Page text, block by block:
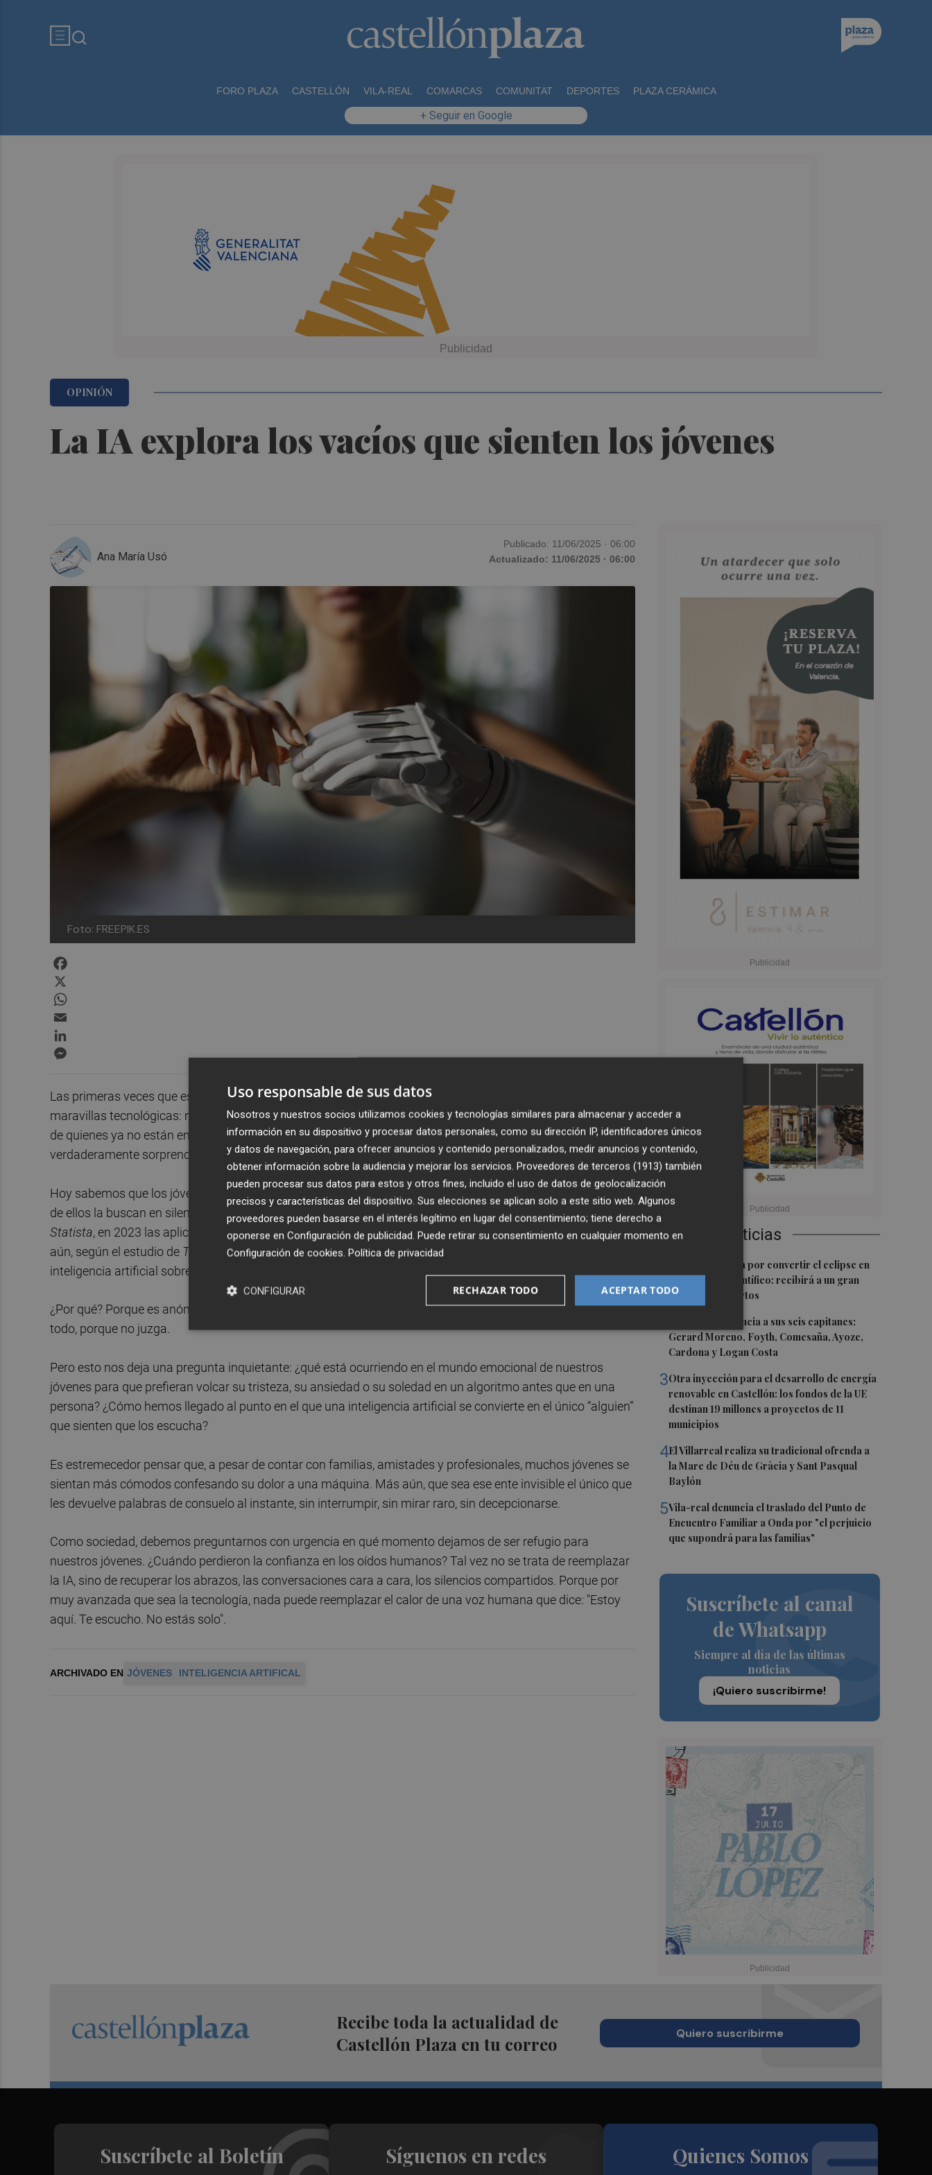
FORO PLAZA CASTELLÓN VILA-REAL COMARCAS COMUNITAT DEPORTES PLAZA CERÁMICA
+ Seguir en Google
La IA explora los vacíos que sienten los jóvenes
OPINIÓN
Ana María Usó
Publicado: 11/06/2025 · 06:00
Actualizado: 11/06/2025 · 06:00
Foto: FREEPIK.ES
Últimas Noticias
Castelló apuesta por convertir el eclipse en
un referente científico: recibirá a un gran
equipo de expertos
El Villarreal anuncia a sus seis capitanes:
Gerard Moreno, Foyth, Comesaña, Ayoze,
Cardona y Logan Costa
3Otra inyección para el desarrollo de energía
renovable en Castellón: los fondos de la UE
destinan 19 millones a proyectos de 11
municipios
4El Villarreal realiza su tradicional ofrenda a
la Mare de Déu de Gràcia y Sant Pasqual
Baylón
5Vila-real denuncia el traslado del Punto de
Encuentro Familiar a Onda por "el perjuicio
que supondrá para las familias"
Suscríbete al canal
de Whatsapp
Siempre al día de las últimas
noticias
¡Quiero suscribirme!
Las primeras veces que escuchamos hablar de la Inteligencia Artificial, imaginábamos un futuro lleno de
maravillas tecnológicas: máquinas que componían música, escribían novelas, o incluso imitaban las voces
de quienes ya no están entre nosotros. Todo eso parecía sacado de una película de ciencia ficción. Pero lo
verdaderamente sorprendente no es lo que la IA puede crear… sino lo que puede escuchar.
Hoy sabemos que los jóvenes no solo recurren a la IA para hacer sus deberes o redactar ensayos. Muchos
de ellos la buscan en silencio, en la intimidad de sus pantallas, como una forma de terapia emocional. Según
Statista, en 2023 las aplicaciones digitales de salud mental superaron los 500 millones de usuarios. Más
aún, según el estudio de Telemedicine and e-Health, el 60% de los jóvenes consideran útil hablar con una
inteligencia artificial sobre lo que sienten.
¿Por qué? Porque es anónima. Porque está disponible a cualquier hora. Porque no cuesta dinero. Y sobre
todo, porque no juzga.
Pero esto nos deja una pregunta inquietante: ¿qué está ocurriendo en el mundo emocional de nuestros
jóvenes para que prefieran volcar su tristeza, su ansiedad o su soledad en un algoritmo antes que en una
persona? ¿Cómo hemos llegado al punto en el que una inteligencia artificial se convierte en el único “alguien”
que sienten que los escucha?
Es estremecedor pensar que, a pesar de contar con familias, amistades y profesionales, muchos jóvenes se
sientan más cómodos confesando su dolor a una máquina. Más aún, que sea ese ente invisible el único que
les devuelve palabras de consuelo al instante, sin interrumpir, sin mirar raro, sin decepcionarse.
Como sociedad, debemos preguntarnos con urgencia en qué momento dejamos de ser refugio para
nuestros jóvenes. ¿Cuándo perdieron la confianza en los oídos humanos? Tal vez no se trata de reemplazar
la IA, sino de recuperar los abrazos, las conversaciones cara a cara, los silencios compartidos. Porque por
muy avanzada que sea la tecnología, nada puede reemplazar el calor de una voz humana que dice: "Estoy
aquí. Te escucho. No estás solo".
ARCHIVADO EN JÓVENES INTELIGENCIA ARTIFICAL
Recibe toda la actualidad de
Castellón Plaza en tu correo
Quiero suscribirme
Suscríbete al Boletín Síguenos en redes Quienes Somos
Uso responsable de sus datos
Nosotros y nuestros socios utilizamos cookies y tecnologías similares para almacenar y acceder a
información en su dispositivo y procesar datos personales, como su dirección IP, identificadores únicos
y datos de navegación, para ofrecer anuncios y contenido personalizados, medir anuncios y contenido,
obtener información sobre la audiencia y mejorar los servicios. Proveedores de terceros (1913) también
pueden procesar sus datos para estos y otros fines, incluido el uso de datos de geolocalización
precisos y características del dispositivo. Sus elecciones se aplican solo a este sitio web. Algunos
proveedores pueden basarse en el interés legítimo en lugar del consentimiento; tiene derecho a
oponerse en Configuración de publicidad. Puede retirar su consentimiento en cualquier momento en
Configuración de cookies. Política de privacidad
ACEPTAR TODO
RECHAZAR TODO
CONFIGURAR